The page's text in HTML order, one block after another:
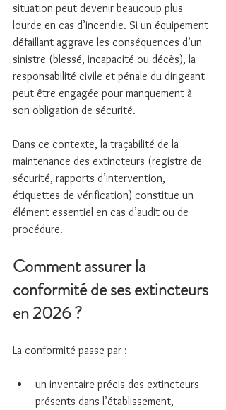
situation peut devenir beaucoup plus
lourde en cas d’incendie. Si un équipement
défaillant aggrave les conséquences d’un
sinistre (blessé, incapacité ou décès), la
responsabilité civile et pénale du dirigeant
peut être engagée pour manquement à
son obligation de sécurité.
Dans ce contexte, la traçabilité de la
maintenance des extincteurs (registre de
sécurité, rapports d’intervention,
étiquettes de vérification) constitue un
élément essentiel en cas d’audit ou de
procédure.
Comment assurer la
conformité de ses extincteurs
en 2026 ?
La conformité passe par :
un inventaire précis des extincteurs
présents dans l’établissement,